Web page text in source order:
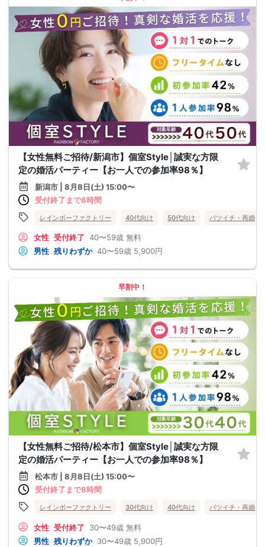
【女性無料ご招待/新潟市】個室Style│誠実な方限
定の婚活パーティー【お一人での参加率98％】
新潟市 | 8月8日(土) 15:00〜
受付終了まで8時間
レインボーファクトリー 40代向け 50代向け バツイチ・再婚
女性 受付終了 40〜59歳 無料
男性 残りわずか 40〜59歳 5,900円
早割中！
【女性無料ご招待/松本市】個室Style│誠実な方限
定の婚活パーティー【お一人での参加率98％】
松本市 | 8月8日(土) 15:00〜
受付終了まで8時間
レインボーファクトリー 30代向け 40代向け バツイチ・再婚
女性 受付終了 30〜49歳 無料
男性 残りわずか 30〜49歳 5,900円